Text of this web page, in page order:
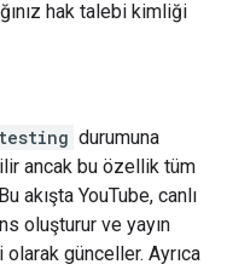
hak talebi kimliği
testing durumuna
ancak bu özellik tüm
akışta YouTube, canlı
oluşturur ve yayın
günceller. Ayrıca